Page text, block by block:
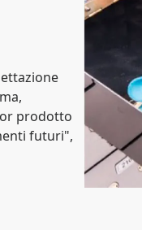
prodotto
futuri",